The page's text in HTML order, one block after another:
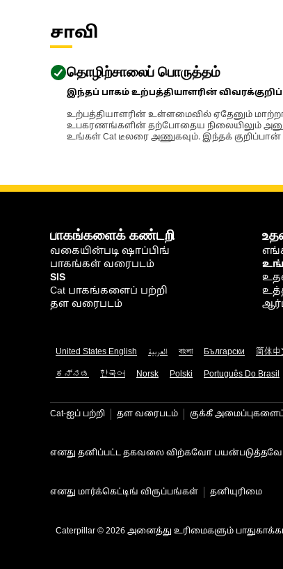
சாவி
தொழிற்சாலைப் பொருத்தம்
இந்தப் பாகம் உற்பத்தியாளரின்
உற்பத்தியாளரின் உள்ளமைவில் ஏதேனும்
உபகரணங்களின் தற்போதைய நிலையிலும்
உங்கள் Cat டீலரை அணுகவும். இந்தக் குறிப்பான்
பாகங்களைக் கண்டறி
வகையின்படி ஷாப்பிங்
பாகங்கள் வரைபடம்
SIS
Cat பாகங்களைப் பற்றி
தள வரைபடம்
United States English العربية বাংলা Български 简体中
ಕನ್ನಡ 한국어 Norsk Polski Português Do Brasil
Cat-ஐப் பற்றி தள வரைபடம் குக்கீ அமைப்புகளைப்
எனது தனிப்பட்ட தகவலை விற்கவோ
எனது மார்க்கெட்டிங் விருப்பங்கள் தனியுரிமை
Caterpillar © 2026 அனைத்து உரிமைகளும்